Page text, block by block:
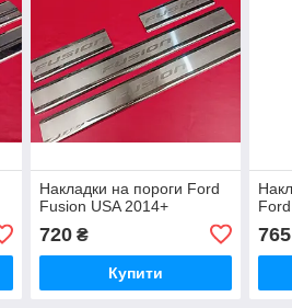
Накладки на пороги Ford
Fusion USA 2014+
720₴
Купити
765